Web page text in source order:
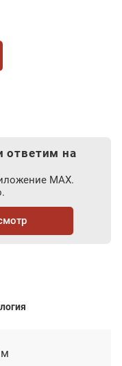
ответим на
MAX.